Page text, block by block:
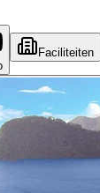
Faciliteiten